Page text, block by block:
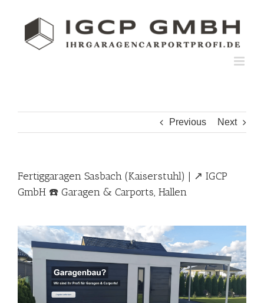
Previous Next
Fertiggaragen Sasbach (Kaiserstuhl) | ↗️ IGCP
GmbH ☎️ Garagen & Carports, Hallen